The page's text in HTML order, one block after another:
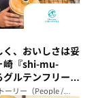
く、おいしさは妥
崎『shi-mu-
ルテンフリーシ
だわり（神奈川
ーリー（People /